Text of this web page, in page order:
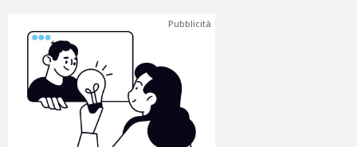
Pubblicità